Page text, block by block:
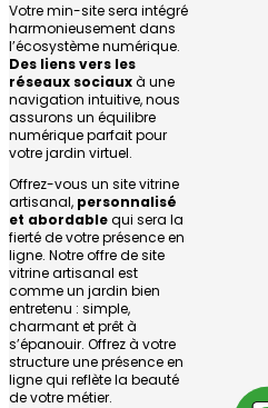
Votre min-site sera intégré
harmonieusement dans
l’écosystème numérique.
Des liens vers les
réseaux sociauxà une
navigation intuitive, nous
assurons un équilibre
numérique parfait pour
votre jardin virtuel.
Offrez-vous un site vitrine
artisanal, personnalisé
et abordablequi sera la
fierté de votre présence en
ligne. Notre offre de site
vitrine artisanal est
comme un jardin bien
entretenu : simple,
charmant et prêt à
s’épanouir. Offrez à votre
structure une présence en
ligne qui reflète la beauté
de votre métier.